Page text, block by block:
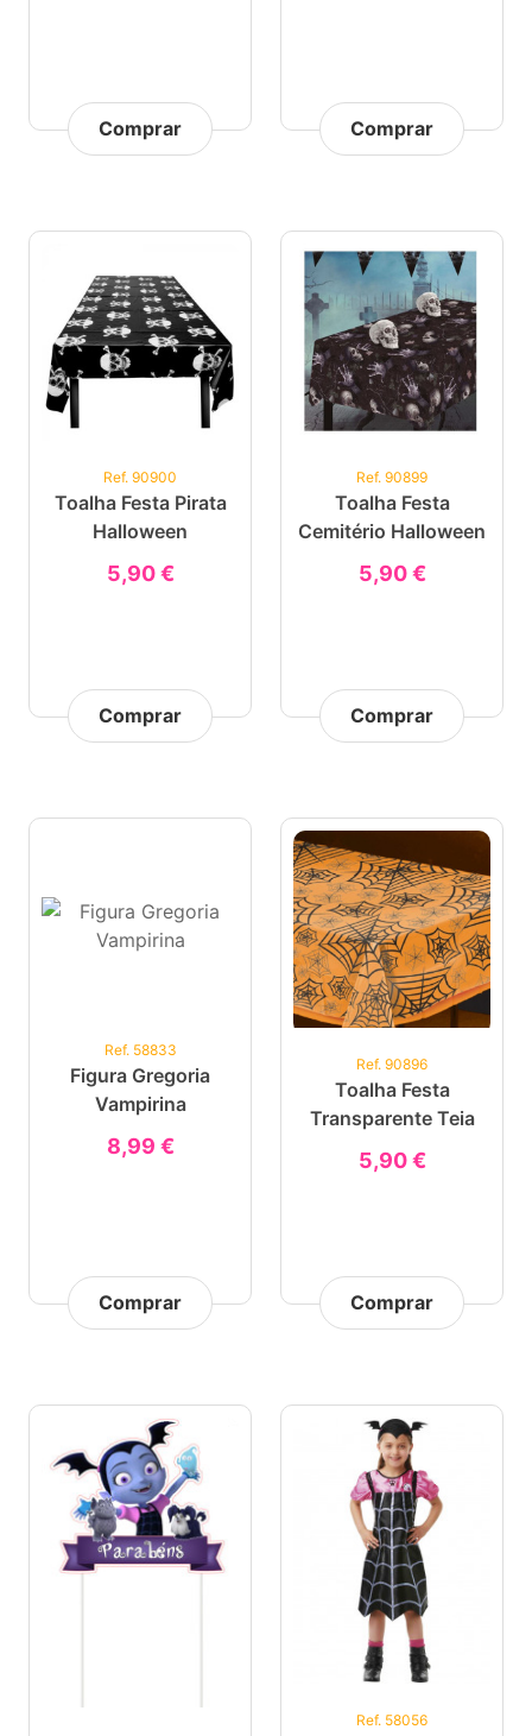
Comprar Comprar
Ref. 90900
Toalha Festa Pirata
Halloween
5,90 €
Comprar
Ref. 90899
Toalha Festa
Cemitério Halloween
5,90 €
Comprar
Ref. 58833
Figura Gregoria
Vampirina
8,99 €
Comprar
Ref. 90896
Toalha Festa
Transparente Teia
5,90 €
Comprar
Ref. 58056